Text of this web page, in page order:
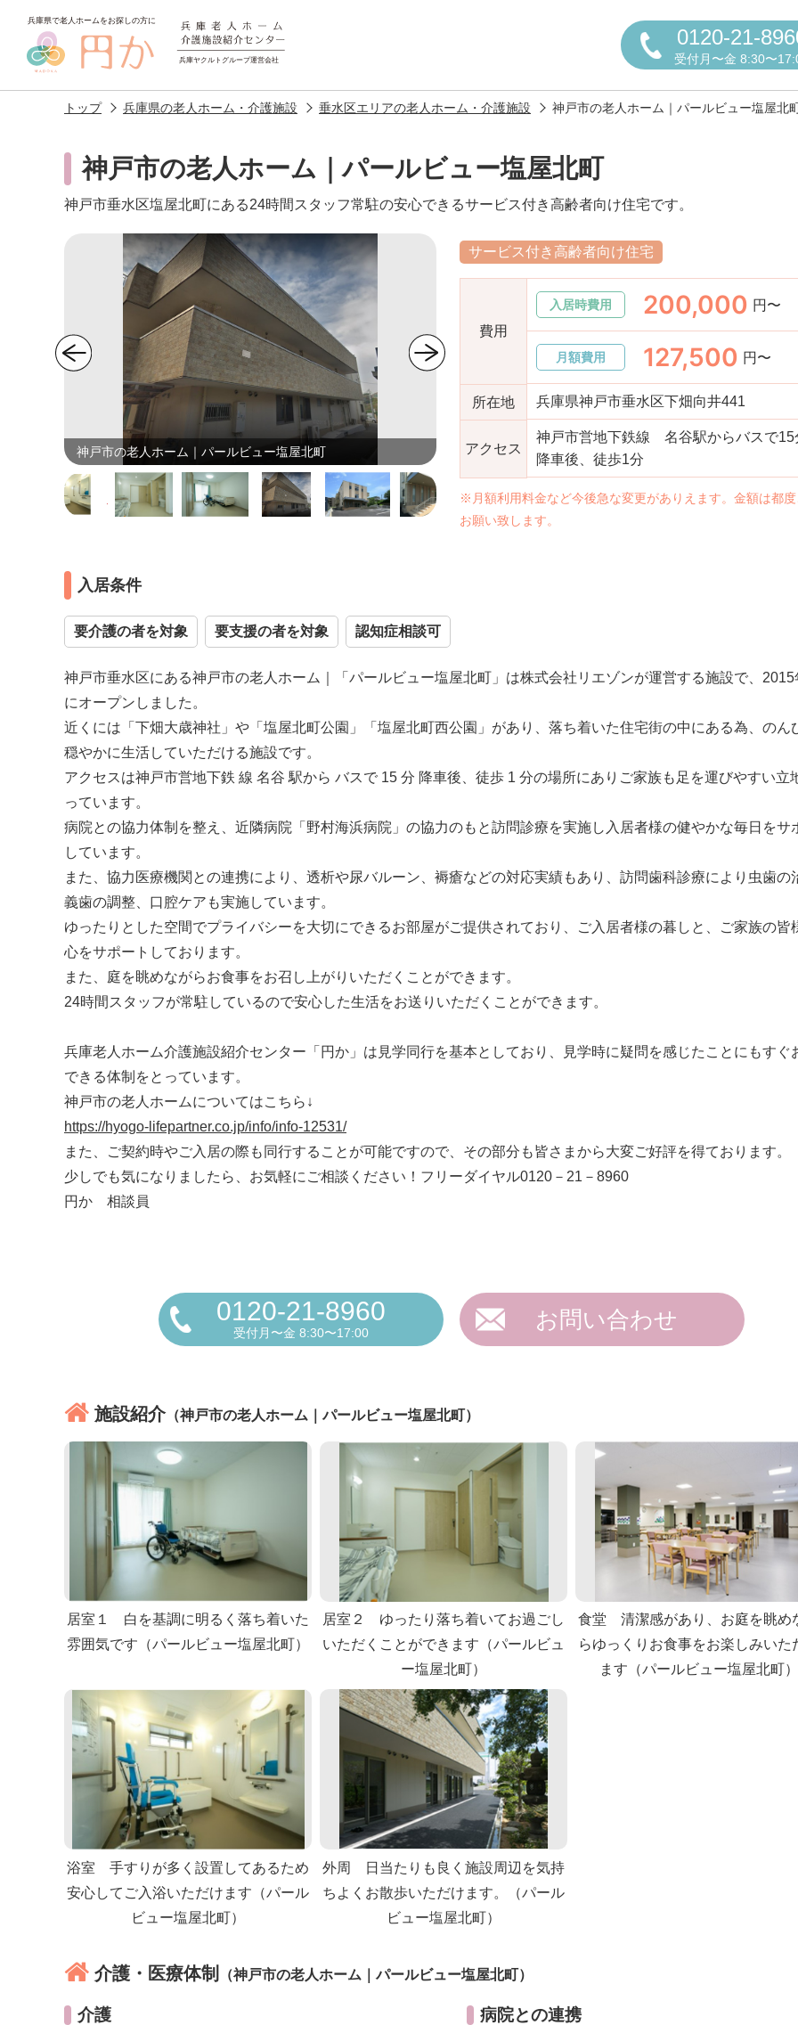
0120-21-
受付月〜金 8:30〜
老人ホームを探す
施設選びのポイント 施設をお探しの方へ 老人ホームの種類 よくある
アクセス 相談者様の声 お役立ち情報 おすすめ
トップ 兵庫県の老人ホーム・介護施設 垂水区エリアの老人ホーム・介護施設 神戸市の老人ホーム｜パールビュー塩屋北
神戸市の老人ホーム｜パールビュー塩屋北町
神戸市垂水区塩屋北町にある24時間スタッフ常駐の安心できるサービス付き高齢者向け住宅です。
神戸市の老人ホーム｜パールビュー塩屋北町 神戸市の老人ホーム｜パールビュー塩屋北町の施設画像
サービス付き高齢者向け住宅
費用
入居時費用 200,000 円〜
月額費用 127,500 円〜
所在地 兵庫県神戸市垂水区下畑向井441
アクセス
神戸市営地下鉄線 名谷駅からバスで
降車後、徒歩1分
※月額利用料金など今後急な変更がありえます。金額は都
お願い致します。
入居条件
要介護の者を対象 要支援の者を対象 認知症相談可
神戸市垂水区にある神戸市の老人ホーム｜「パールビュー塩屋北町」は株式会社リエゾンが運営する施設で、2015
にオープンしました。
近くには「下畑大歳神社」や「塩屋北町公園」「塩屋北町西公園」があり、落ち着いた住宅街の中にある為、のん
穏やかに生活していただける施設です。
アクセスは神戸市営地下鉄 線 名谷 駅から バスで 15 分 降車後、徒歩 1 分の場所にありご家族も足を運びやすい立
っています。
病院との協力体制を整え、近隣病院「野村海浜病院」の協力のもと訪問診療を実施し入居者様の健やかな毎日をサ
しています。
また、協力医療機関との連携により、透析や尿バルーン、褥瘡などの対応実績もあり、訪問歯科診療により虫歯の
義歯の調整、口腔ケアも実施しています。
ゆったりとした空間でプライバシーを大切にできるお部屋がご提供されており、ご入居者様の暮しと、ご家族の皆
心をサポートしております。
また、庭を眺めながらお食事をお召し上がりいただくことができます。
24時間スタッフが常駐しているので安心した生活をお送りいただくことができます。
兵庫老人ホーム介護施設紹介センター「円か」は見学同行を基本としており、見学時に疑問を感じたことにもすぐ
できる体制をとっています。
神戸市の老人ホームについてはこちら↓
https://hyogo-lifepartner.co.jp/info/info-12531/
また、ご契約時やご入居の際も同行することが可能ですので、その部分も皆さまから大変ご好評を得ております。
少しでも気になりましたら、お気軽にご相談ください！フリーダイヤル0120－21－8960
円か 相談員
0120-21-8960
受付月〜金 8:30〜17:00 お問い合わせ
施設紹介（神戸市の老人ホーム｜パールビュー塩屋北町）
居室１ 白を基調に明るく落ち着いた
雰囲気です（パールビュー塩屋北町）
居室２ ゆったり落ち着いてお過ごし
いただくことができます（パールビュ
ー塩屋北町）
食堂 清潔感があり、お庭を眺め
らゆっくりお食事をお楽しみいた
ます（パールビュー塩屋北町
浴室 手すりが多く設置してあるため
安心してご入浴いただけます（パール
ビュー塩屋北町）
外周 日当たりも良く施設周辺を気持
ちよくお散歩いただけます。（パール
ビュー塩屋北町）
介護・医療体制 （神戸市の老人ホーム｜パールビュー塩屋北町）
介護 病院との連携